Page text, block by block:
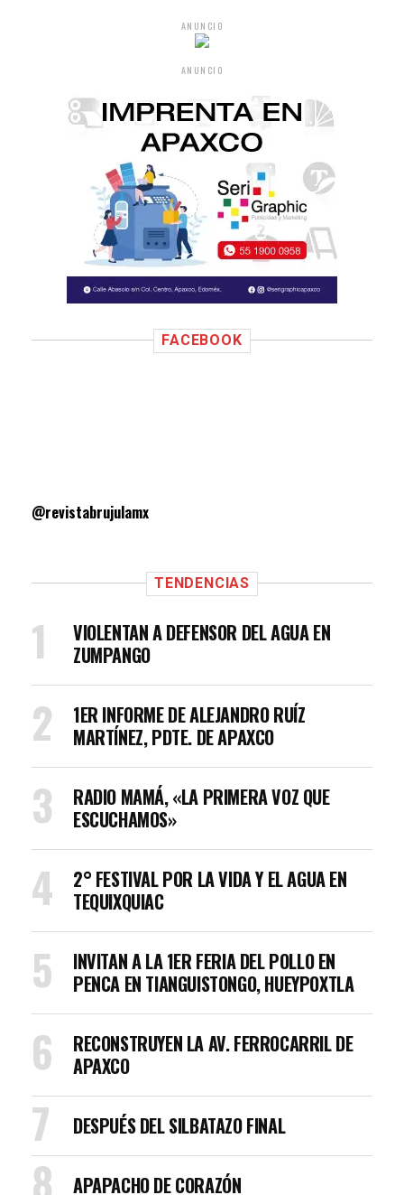
ANUNCIO
ANUNCIO
FACEBOOK
@revistabrujulamx
TENDENCIAS
VIOLENTAN A DEFENSOR DEL AGUA EN
ZUMPANGO
1ER INFORME DE ALEJANDRO RUÍZ
MARTÍNEZ, PDTE. DE APAXCO
RADIO MAMÁ, «LA PRIMERA VOZ QUE
ESCUCHAMOS»
2° FESTIVAL POR LA VIDA Y EL AGUA EN
TEQUIXQUIAC
INVITAN A LA 1ER FERIA DEL POLLO EN
PENCA EN TIANGUISTONGO, HUEYPOXTLA
RECONSTRUYEN LA AV. FERROCARRIL DE
APAXCO
DESPUÉS DEL SILBATAZO FINAL
APAPACHO DE CORAZÓN